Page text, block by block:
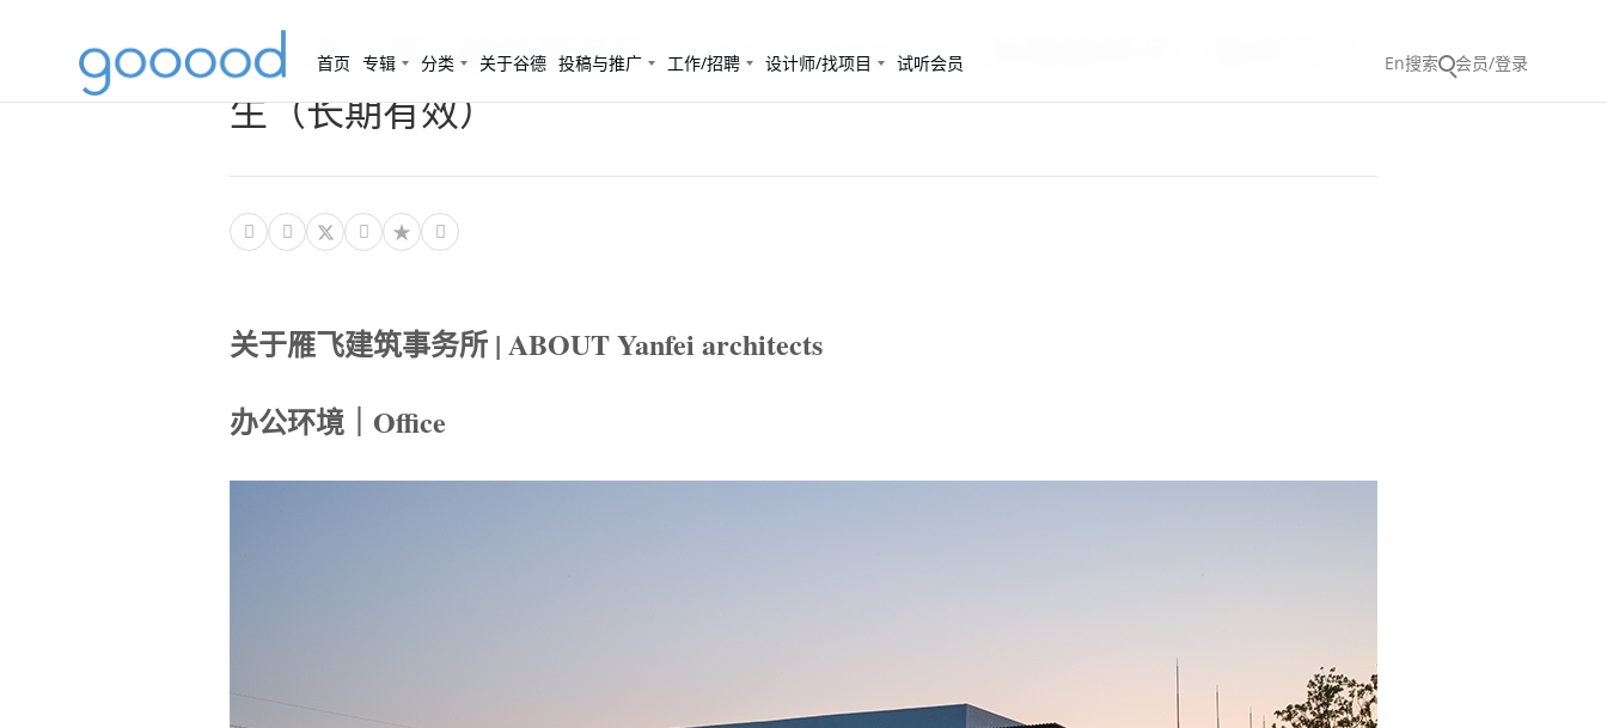
首页 专辑 分类 关于谷德 投稿与推广 工作/招聘 设计师/找项目 试听会员 En搜索 会员/登录
（上海）雁飞建筑事务所 Yanfei architects - 助理建筑师 / 建筑实习
生（长期有效）
   
关于雁飞建筑事务所 | ABOUT Yanfei architects
办公环境｜Office